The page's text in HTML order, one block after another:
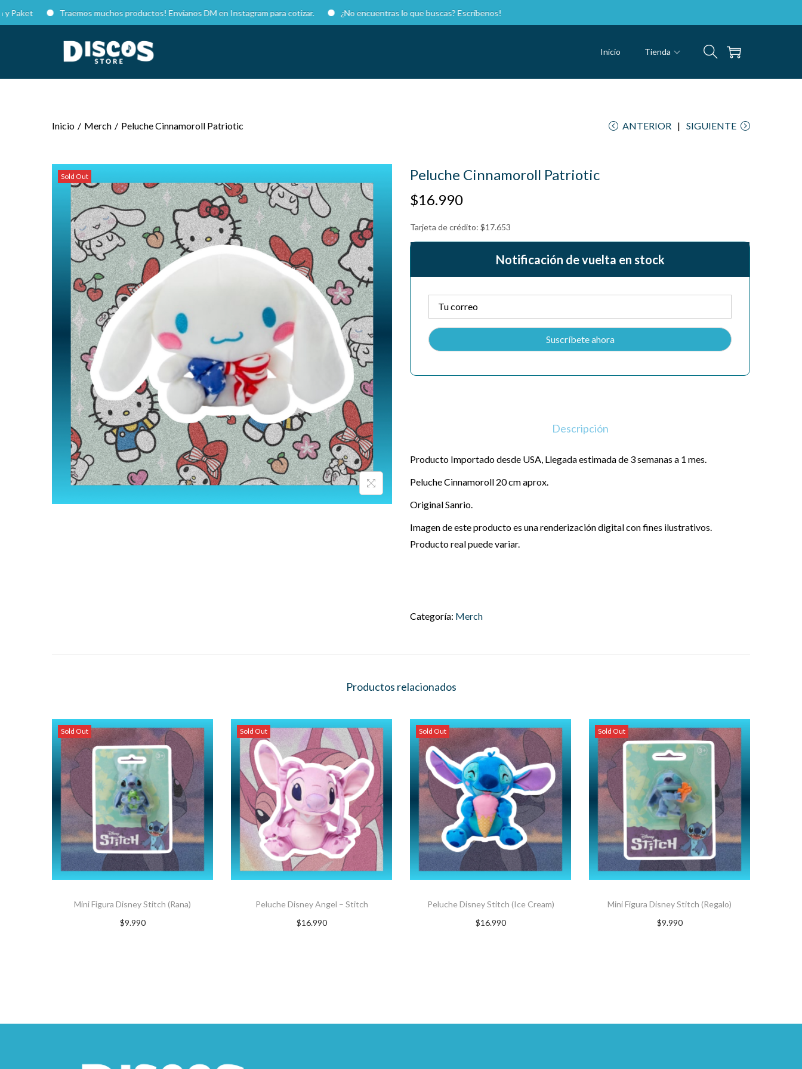
Traemos muchos productos! Envíanos DM en Instagram para cotizar. ¿No encuentras lo que buscas? Escríbenos!
Inicio Tienda
Inicio / Merch / Peluche Cinnamoroll Patriotic ANTERIOR SIGUIENTE
Sold Out
Peluche Cinnamoroll Patriotic
$16.990
Tarjeta de crédito: $17.653
Notificación de vuelta en stock
Descripción
Producto Importado desde USA, Llegada estimada de 3 semanas a 1 mes.
Peluche Cinnamoroll 20 cm aprox.
Original Sanrio.
Imagen de este producto es una renderización digital con fines ilustrativos.
Producto real puede variar.
Categoría: Merch
Productos relacionados
Sold Out
Mini Figura Disney Stitch (Rana)
$9.990
Sold Out
Peluche Disney Angel – Stitch
$16.990
Sold Out
Peluche Disney Stitch (Ice Cream)
$16.990
Sold Out
Mini Figura Disney Stitch (Regalo)
$9.990